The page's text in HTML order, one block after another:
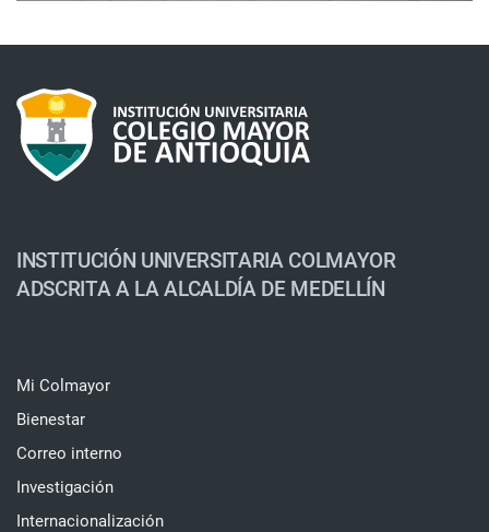
INSTITUCIÓN UNIVERSITARIA COLMAYOR
ADSCRITA A LA ALCALDÍA DE MEDELLÍN
Mi Colmayor
Bienestar
Correo interno
Investigación
Internacionalización